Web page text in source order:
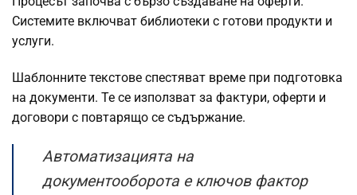
Системите включват библиотеки с готови продукти и
услуги.
Шаблонните текстове спестяват време при подготовка
на документи. Те се използват за фактури, оферти и
договори с повтарящо се съдържание.
Автоматизацията на
документооборота е ключов фактор